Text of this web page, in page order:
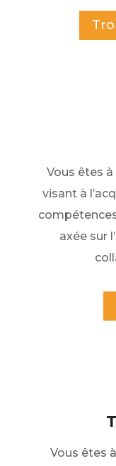
Vous êtes
visant à
axée sur
Vous êtes